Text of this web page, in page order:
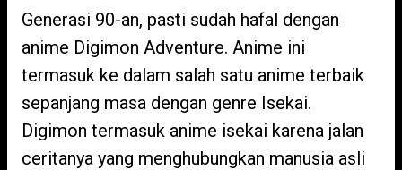
Generasi 90-an, pasti sudah hafal dengan
anime Digimon Adventure. Anime ini
termasuk ke dalam salah satu anime terbaik
sepanjang masa dengan genre Isekai.
Digimon termasuk anime isekai karena jalan
ceritanya yang menghubungkan manusia asli